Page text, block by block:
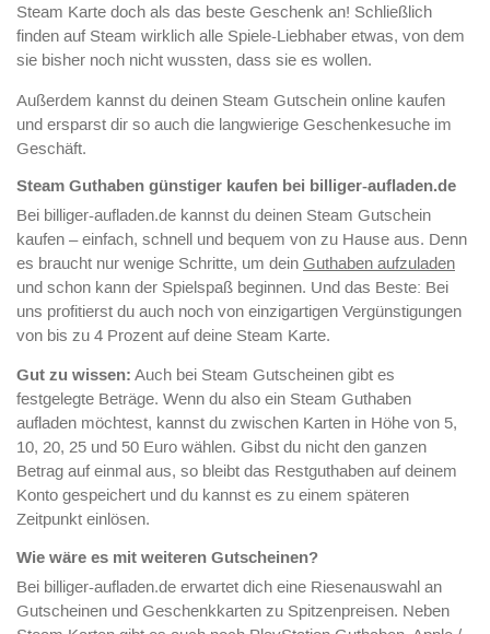
Steam Karte doch als das beste Geschenk an! Schließlich
finden auf Steam wirklich alle Spiele-Liebhaber etwas, von dem
sie bisher noch nicht wussten, dass sie es wollen.
Außerdem kannst du deinen Steam Gutschein online kaufen
und ersparst dir so auch die langwierige Geschenkesuche im
Geschäft.
Steam Guthaben günstiger kaufen bei billiger-aufladen.de
Bei billiger-aufladen.de kannst du deinen Steam Gutschein
kaufen – einfach, schnell und bequem von zu Hause aus. Denn
es braucht nur wenige Schritte, um dein Guthaben aufzuladen
und schon kann der Spielspaß beginnen. Und das Beste: Bei
uns profitierst du auch noch von einzigartigen Vergünstigungen
von bis zu 4 Prozent auf deine Steam Karte.
Gut zu wissen: Auch bei Steam Gutscheinen gibt es
festgelegte Beträge. Wenn du also ein Steam Guthaben
aufladen möchtest, kannst du zwischen Karten in Höhe von 5,
10, 20, 25 und 50 Euro wählen. Gibst du nicht den ganzen
Betrag auf einmal aus, so bleibt das Restguthaben auf deinem
Konto gespeichert und du kannst es zu einem späteren
Zeitpunkt einlösen.
Wie wäre es mit weiteren Gutscheinen?
Bei billiger-aufladen.de erwartet dich eine Riesenauswahl an
Gutscheinen und Geschenkkarten zu Spitzenpreisen. Neben